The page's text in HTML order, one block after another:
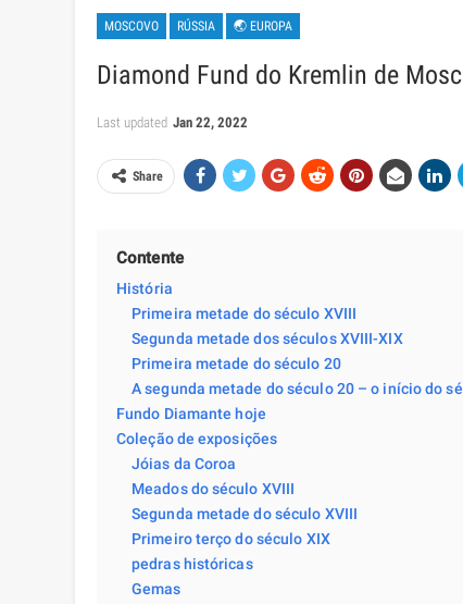
MOSCOVO RÚSSIA 🌏 EUROPA
Diamond Fund do Kremlin de
Last updated Jan 22, 2022
Share
Contente
História
Primeira metade do século XVIII
Segunda metade dos séculos XVIII-XIX
Primeira metade do século 20
A segunda metade do século 20 – o início do
Fundo Diamante hoje
Coleção de exposições
Jóias da Coroa
Meados do século XVIII
Segunda metade do século XVIII
Primeiro terço do século XIX
pedras históricas
Gemas